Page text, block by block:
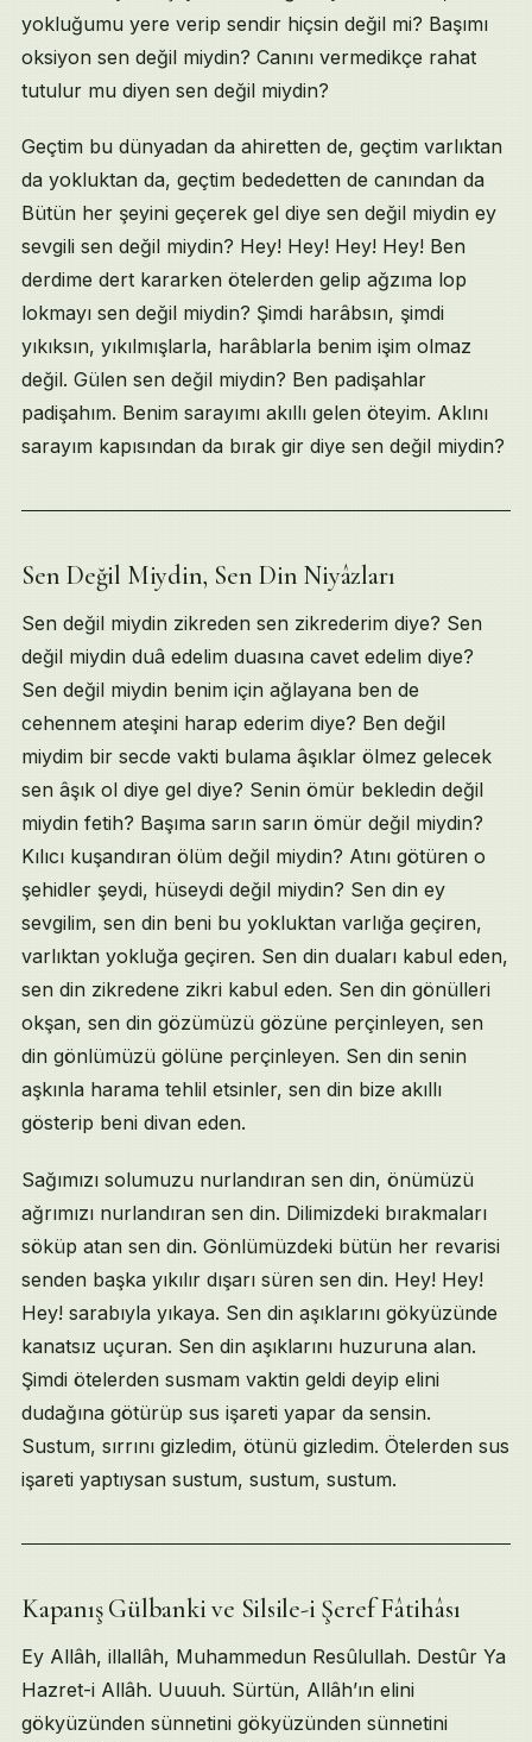
yokluğumu yere verip sendir hiçsin değil mi? Başımı
oksiyon sen değil miydin? Canını vermedikçe rahat
tutulur mu diyen sen değil miydin?
Geçtim bu dünyadan da ahiretten de, geçtim varlıktan
da yokluktan da, geçtim bededetten de canından da
Bütün her şeyini geçerek gel diye sen değil miydin ey
sevgili sen değil miydin? Hey! Hey! Hey! Hey! Ben
derdime dert kararken ötelerden gelip ağzıma lop
lokmayı sen değil miydin? Şimdi harâbsın, şimdi
yıkıksın, yıkılmışlarla, harâblarla benim işim olmaz
değil. Gülen sen değil miydin? Ben padişahlar
padişahım. Benim sarayımı akıllı gelen öteyim. Aklını
sarayım kapısından da bırak gir diye sen değil miydin?
Sen Değil Miydin, Sen Din Niyâzları
Sen değil miydin zikreden sen zikrederim diye? Sen
değil miydin duâ edelim duasına cavet edelim diye?
Sen değil miydin benim için ağlayana ben de
cehennem ateşini harap ederim diye? Ben değil
miydim bir secde vakti bulama âşıklar ölmez gelecek
sen âşık ol diye gel diye? Senin ömür bekledin değil
miydin fetih? Başıma sarın sarın ömür değil miydin?
Kılıcı kuşandıran ölüm değil miydin? Atını götüren o
şehidler şeydi, hüseydi değil miydin? Sen din ey
sevgilim, sen din beni bu yokluktan varlığa geçiren,
varlıktan yokluğa geçiren. Sen din duaları kabul eden,
sen din zikredene zikri kabul eden. Sen din gönülleri
okşan, sen din gözümüzü gözüne perçinleyen, sen
din gönlümüzü gölüne perçinleyen. Sen din senin
aşkınla harama tehlil etsinler, sen din bize akıllı
gösterip beni divan eden.
Sağımızı solumuzu nurlandıran sen din, önümüzü
ağrımızı nurlandıran sen din. Dilimizdeki bırakmaları
söküp atan sen din. Gönlümüzdeki bütün her revarisi
senden başka yıkılır dışarı süren sen din. Hey! Hey!
Hey! sarabıyla yıkaya. Sen din aşıklarını gökyüzünde
kanatsız uçuran. Sen din aşıklarını huzuruna alan.
Şimdi ötelerden susmam vaktin geldi deyip elini
dudağına götürüp sus işareti yapar da sensin.
Sustum, sırrını gizledim, ötünü gizledim. Ötelerden sus
işareti yaptıysan sustum, sustum, sustum.
Kapanış Gülbanki ve Silsile-i Şeref Fâtihâsı
Ey Allâh, illallâh, Muhammedun Resûlullah. Destûr Ya
Hazret-i Allâh. Uuuuh. Sürtün, Allâh’ın elini
gökyüzünden sünnetini gökyüzünden sünnetini